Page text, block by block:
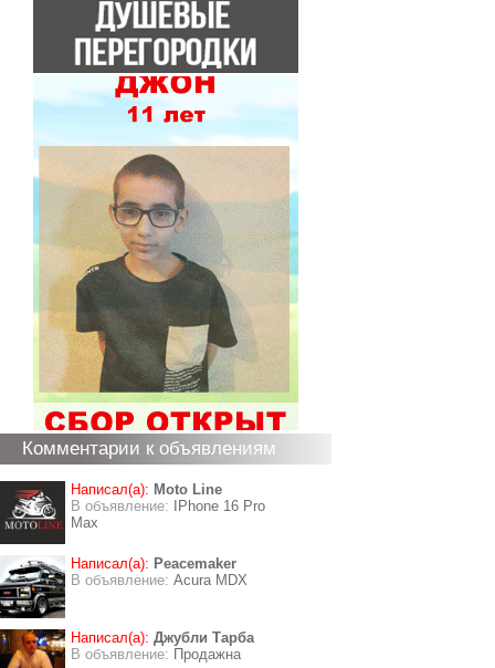
Комментарии к объявлениям
Написал(а): Moto Line
В объявление:
IPhone 16 Pro
Max
Написал(а): Peacemaker
В объявление: Acura MDX
Написал(а): Джубли Тарба
В объявление: Продажна